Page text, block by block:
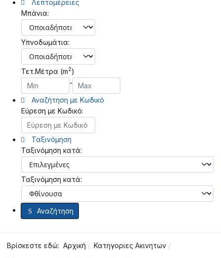
Λεπτομέρειες
Μπάνια:
Υπνοδωμάτια:
Τετ.Μέτρα (m2)
-
Αναζήτηση με Κωδικό
Εύρεση με Κωδικό:
Ταξινόμηση
Ταξινόμηση κατά:
Ταξινόμηση κατά:
Αναζήτηση
Βρίσκεστε εδώ: Αρχική Κατηγοριες Ακινητων